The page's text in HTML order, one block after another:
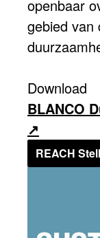
openbaar
gebied van
Download
BLANCO
REACH